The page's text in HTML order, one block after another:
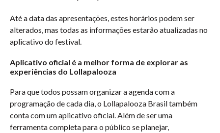
Até a data das apresentações, estes horários podem ser
alterados, mas todas as informações estarão atualizadas no
aplicativo do festival.
Aplicativo oficial é a melhor forma de explorar as
experiências do Lollapalooza
Para que todos possam organizar a agenda com a
programação de cada dia, o Lollapalooza Brasil também
conta com um aplicativo oficial. Além de ser uma
ferramenta completa para o público se planejar,